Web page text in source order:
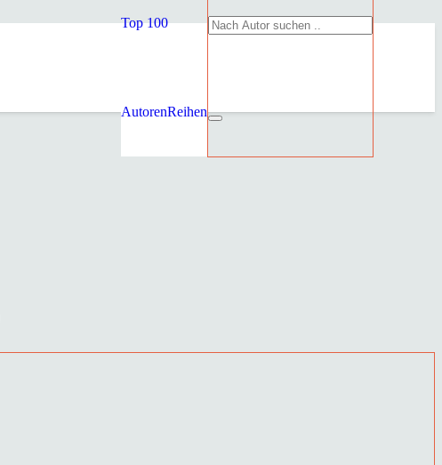
Top 100
AutorenReihen